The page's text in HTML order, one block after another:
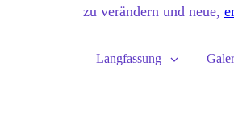
zu verändern und neue,
Langfassung